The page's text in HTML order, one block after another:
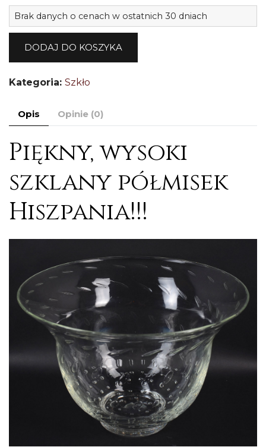
Brak danych o cenach w ostatnich 30 dniach
DODAJ DO KOSZYKA
Kategoria: Szkło
Opis Opinie (0)
Piękny, wysoki
szklany półmisek
Hiszpania!!!